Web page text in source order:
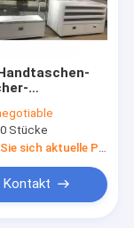
Stücke
Kontakt